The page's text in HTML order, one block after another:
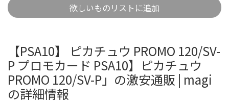
欲しいものリストに追加
【PSA10】 ピカチュウ PROMO 120/SV-
P プロモカード PSA10】ピカチュウ
PROMO 120/SV-P」の激安通販 | magi
の詳細情報